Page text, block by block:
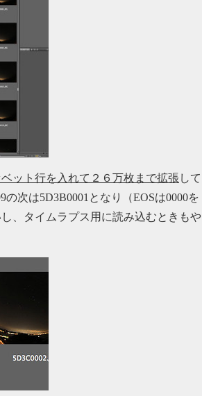
ット行を入れて２６万枚まで拡張して
次は5D3B0001となり（EOSは0000を
、タイムラプス用に読み込むときもや